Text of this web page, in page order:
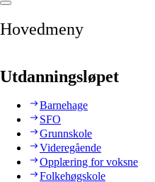
Hovedmeny
Utdanningsløpet
Barnehage
SFO
Grunnskole
Videregående
Opplæring for voksne
Folkehøgskole